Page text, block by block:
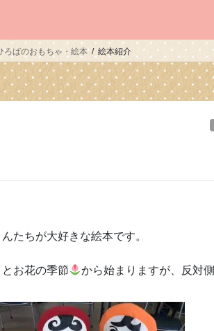
ろばのおもちゃ・絵本 絵本紹介
たちが大好きな絵本です。
お花の季節
から始まりますが、反対